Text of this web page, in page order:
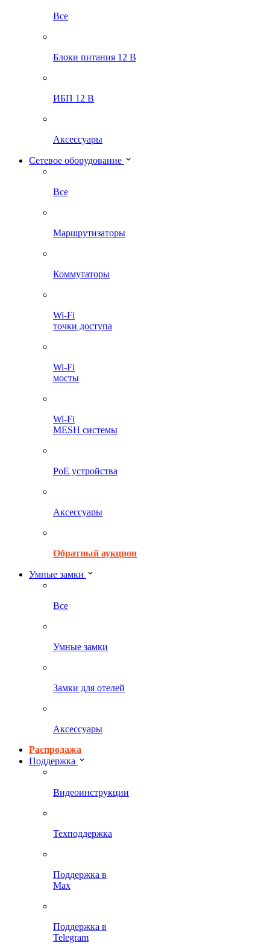
Все
Блоки питания 12 В
ИБП 12 В
Аксессуары
Сетевое оборудование
Все
Маршрутизаторы
Коммутаторы
Wi-Fi
точки доступа
Wi-Fi
мосты
Wi-Fi
MESH системы
PoE устройства
Аксессуары
Обратный аукцион
Умные замки
Все
Умные замки
Замки для отелей
Аксессуары
Распродажа
Поддержка
Видеоинструкции
Техподдержка
Поддержка в
Max
Поддержка в
Telegram